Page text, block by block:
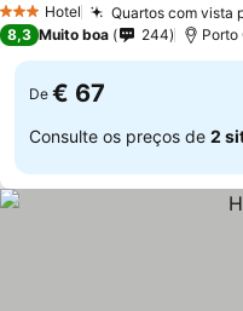
3 EstrelasHotel Quartos com vista
8,3 Muito boa 244 Porto
De € 67
Consulte os preços de 2